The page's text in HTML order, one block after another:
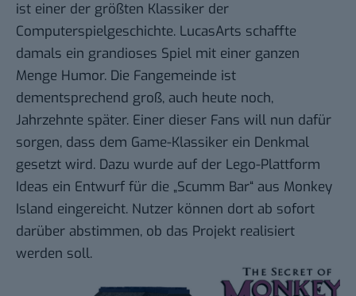
ist einer der größten Klassiker der
Computerspielgeschichte. LucasArts schaffte
damals ein grandioses Spiel mit einer ganzen
Menge Humor. Die Fangemeinde ist
dementsprechend groß, auch heute noch,
Jahrzehnte später. Einer dieser Fans will nun dafür
sorgen, dass dem Game-Klassiker ein Denkmal
gesetzt wird. Dazu wurde auf der Lego-Plattform
Ideas ein Entwurf für die „Scumm Bar“ aus Monkey
Island eingereicht. Nutzer können dort ab sofort
darüber abstimmen, ob das Projekt realisiert
werden soll.